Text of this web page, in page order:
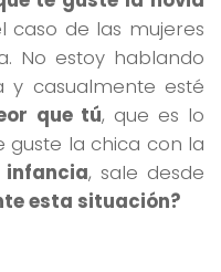
caso de las mujeres
No estoy hablando
casualmente esté
que tú, que es lo
guste la chica con la
infancia, sale desde
esta situación?